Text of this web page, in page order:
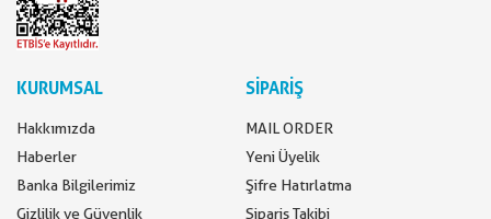
KURUMSAL
Hakkımızda
Haberler
Banka Bilgilerimiz
Gizlilik ve Güvenlik
SİPARİŞ
MAIL ORDER
Yeni Üyelik
Şifre Hatırlatma
Sipariş Takibi